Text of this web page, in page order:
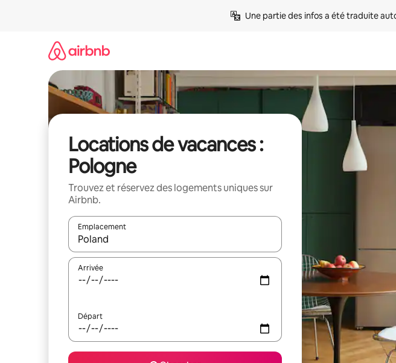
Une partie des infos a été traduite
Locations de vacances :
Pologne
Trouvez et réservez des logements uniques sur
Airbnb.
Emplacement
Quand les résultats sont affichés, parcourez-les en utilisant les flèches vers le
Arrivée
Départ